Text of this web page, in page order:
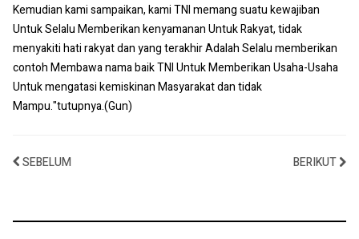
Kemudian kami sampaikan, kami TNI memang suatu kewajiban
Untuk Selalu Memberikan kenyamanan Untuk Rakyat, tidak
menyakiti hati rakyat dan yang terakhir Adalah Selalu memberikan
contoh Membawa nama baik TNI Untuk Memberikan Usaha-Usaha
Untuk mengatasi kemiskinan Masyarakat dan tidak
Mampu."tutupnya.(Gun)
SEBELUM BERIKUT